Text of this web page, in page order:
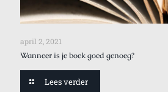
april 2, 2021
Wanneer is je boek goed genoeg?
Lees verder